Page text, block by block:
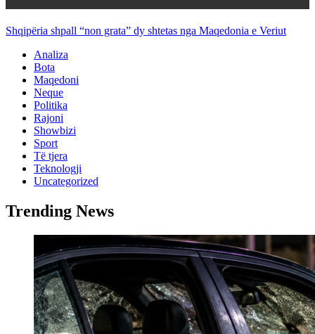
Shqipëria shpall “non grata” dy shtetas nga Maqedonia e Veriut
Analiza
Bota
Maqedoni
Neque
Politika
Rajoni
Showbizi
Sport
Të tjera
Teknologji
Uncategorized
Trending News